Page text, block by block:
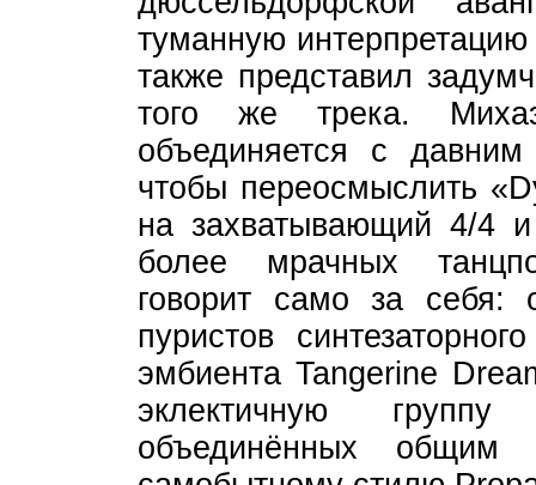
туманную
также представил
того же трека.
объединяется с
чтобы переосмыслить
на захватывающий 4/4
более мрачных
говорит само за себя:
пуристов
эмбиента Tangerine
эклектичную группу
объединённых